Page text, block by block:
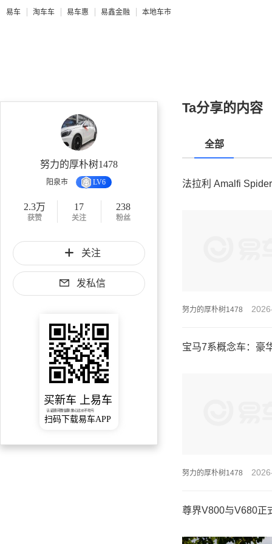
易车 淘车车 易车惠 易鑫金融 本地车市
努力的厚朴树1478
阳泉市 LV6
2.3万
获赞
17
关注
238
粉丝
关注
发私信
买新车 上易车
认证顾问微信聊 放心比价不吃亏
扫码下载易车APP
Ta分享的内容
全部
法拉利 Amalfi
努力的厚朴树1478
宝马7系概念车：豪
努力的厚朴树1478
尊界V800与V680正